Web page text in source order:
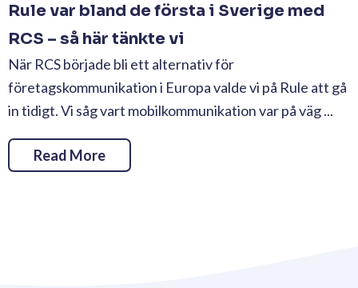
Rule var bland de första i Sverige med
RCS – så här tänkte vi
När RCS började bli ett alternativ för
företagskommunikation i Europa valde vi på Rule att gå
in tidigt. Vi såg vart mobilkommunikation var på väg ...
Read More